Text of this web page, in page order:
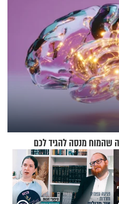
שהמוח מנסה להגיד לכם